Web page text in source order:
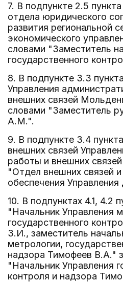
7. В подпункте 2.5
отдела юридического
развития региональной
экономического
словами "Заместитель
государственного
8. В подпункте 3.3
Управления
внешних связей
словами "Заместитель
А.М.".
9. В подпункте 3.4
внешних связей
работы и внешних
"Отдел внешних связей
обеспечения
10. В подпунктах 4.1, 4.2
"Начальник Управления
государственного
З.И., заместитель
метрологии,
надзора Тимофеев В.А."
"Начальник Управления
контроля и надзора